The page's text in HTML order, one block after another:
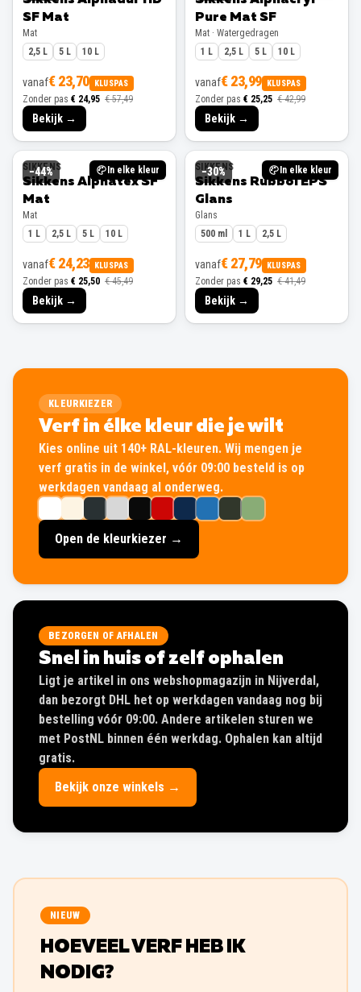
SF Mat
Mat
2,5 L
5 L 10 L
vanaf€ 23,70 KLUSPAS
Zonder pas € 24,95 € 57,49
Bekijk →
Pure Mat SF
Mat · Watergedragen
1 L
2,5 L 5 L 10 L
vanaf€ 23,99 KLUSPAS
Zonder pas € 25,25 € 42,99
Bekijk →
−44% In elke kleur
SIKKENS
Sikkens Alphatex SF
Mat
Mat
1 L
2,5 L 5 L 10 L
vanaf€ 24,23 KLUSPAS
Zonder pas € 25,50 € 45,49
Bekijk →
−30% In elke kleur
SIKKENS
Sikkens Rubbol EPS
Glans
Glans
500 ml
1 L 2,5 L
vanaf€ 27,79 KLUSPAS
Zonder pas € 29,25 € 41,49
Bekijk →
KLEURKIEZER
Verf in élke kleur die je wilt
Kies online uit 140+ RAL-kleuren. Wij mengen je
verf gratis in de winkel, vóór 09:00 besteld is op
werkdagen vandaag al onderweg.
Open de kleurkiezer →
BEZORGEN OF AFHALEN
Snel in huis of zelf ophalen
Ligt je artikel in ons webshopmagazijn in Nijverdal,
dan bezorgt DHL het op werkdagen vandaag nog bij
bestelling vóór 09:00. Andere artikelen sturen we
met PostNL binnen één werkdag. Ophalen kan altijd
gratis.
Bekijk onze winkels →
NIEUW
HOEVEEL VERF HEB IK
NODIG?